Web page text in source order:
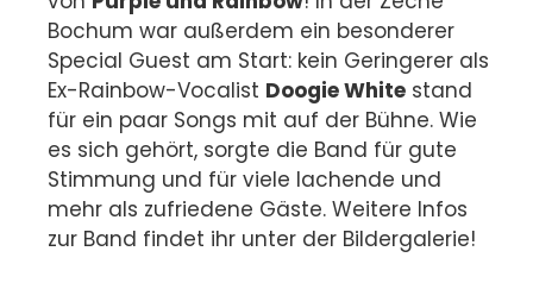
Bochum war außerdem ein besonderer
Special Guest am Start: kein Geringerer als
Ex-Rainbow-Vocalist Doogie White stand
für ein paar Songs mit auf der Bühne. Wie
es sich gehört, sorgte die Band für gute
Stimmung und für viele lachende und
mehr als zufriedene Gäste. Weitere Infos
zur Band findet ihr unter der Bildergalerie!